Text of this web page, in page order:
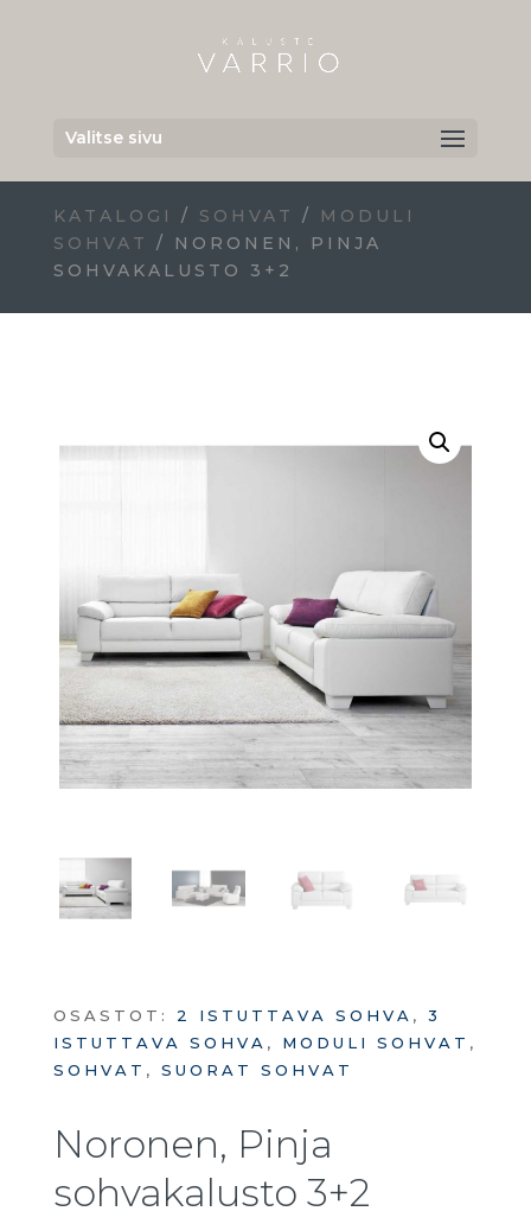
Valitse sivu
KATALOGI / SOHVAT /
MODULI
SOHVAT
/ NORONEN, PINJA
SOHVAKALUSTO 3+2
OSASTOT: 2 ISTUTTAVA SOHVA , 3
ISTUTTAVA SOHVA , MODULI SOHVAT ,
SOHVAT , SUORAT SOHVAT
Noronen, Pinja
sohvakalusto 3+2